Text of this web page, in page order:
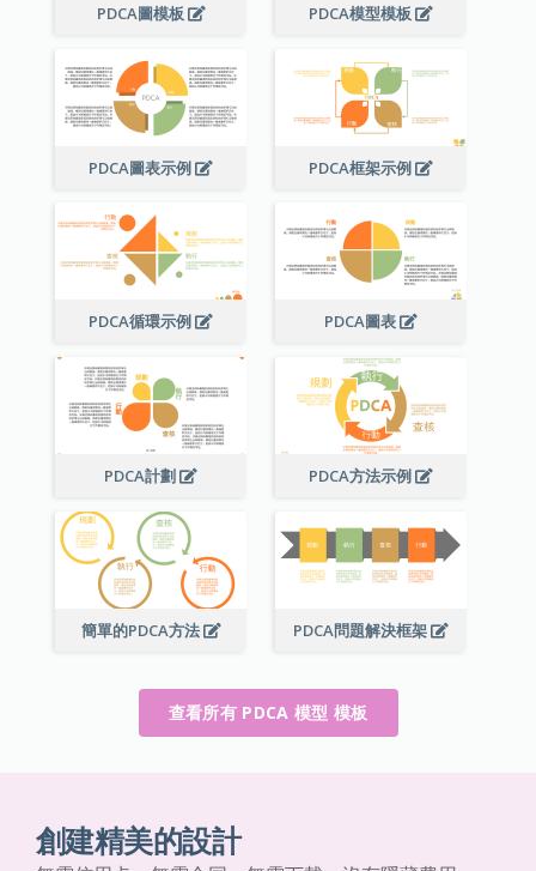
PDCA圖模板 PDCA模型模板
PDCA圖表示例 PDCA框架示例
PDCA循環示例 PDCA圖表
PDCA計劃 PDCA方法示例
簡單的PDCA方法 PDCA問題解決框架
查看所有 PDCA 模型 模板
創建精美的設計